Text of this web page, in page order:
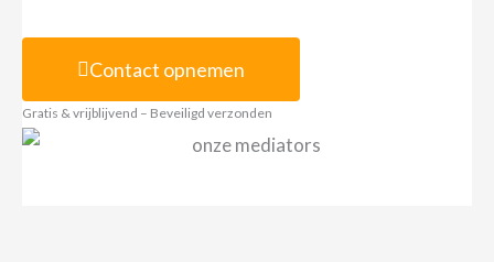
Contact opnemen
Gratis & vrijblijvend – Beveiligd verzonden